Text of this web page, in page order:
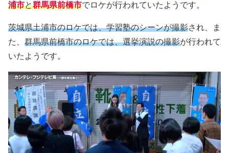
浦市と群馬県前橋市でロケが行われていたようです。
茨城県土浦市のロケでは、学習塾のシーンが撮影され、ま
た、 群馬県前橋市のロケでは、選挙演説の撮影が行われて
いたようです。